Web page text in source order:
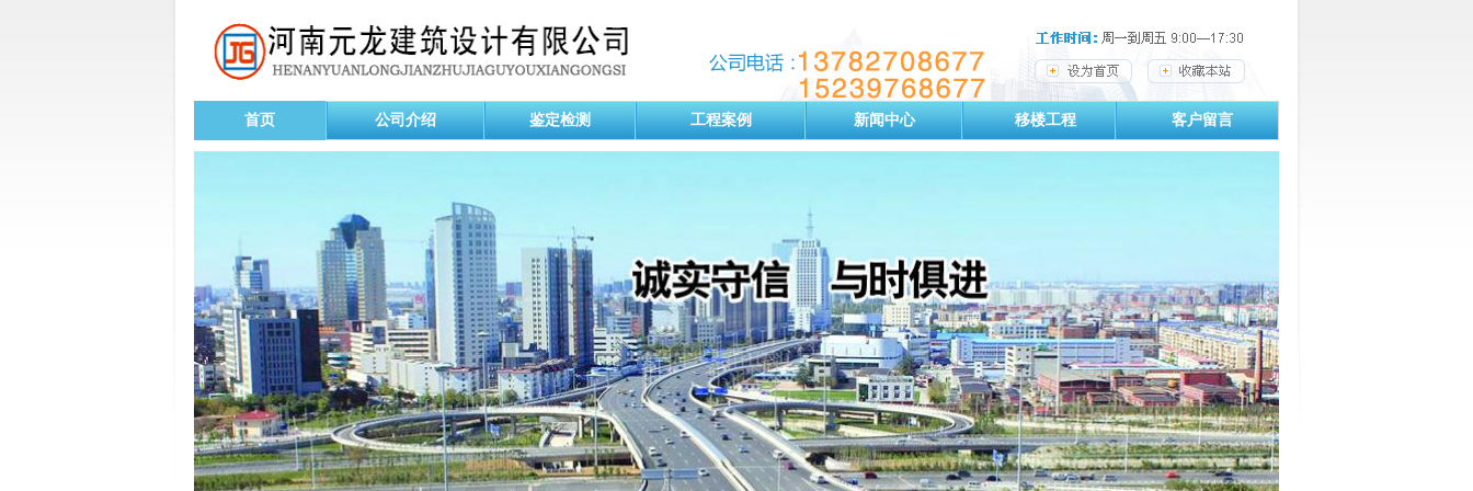
首页 公司介绍 鉴定检测 工程案例 新闻中心 移楼工程 客户留言